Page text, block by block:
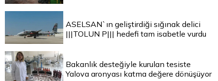
ASELSAN`ın geliştirdiği sığınak delici
|||TOLUN P||| hedefi tam isabetle vurdu
Bakanlık desteğiyle kurulan tesiste
Yalova aronyası katma değere dönüşüyor